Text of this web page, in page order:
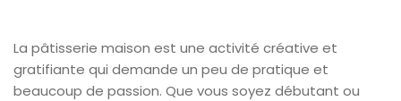
La pâtisserie maison est une activité créative et
gratifiante qui demande un peu de pratique et
beaucoup de passion. Que vous soyez débutant ou